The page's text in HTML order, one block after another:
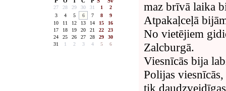
27 28 29 30 31 1
2
3
4 5 6 7 8
9
10
11 12 13 14 15
16
17
18 19 20 21 22
23
24
25 26 27 28 29
30
31
1 2 3 4 5 6
maz brīvā laika
Atpakaļceļā
No vietējiem
Zalcburgā.
Viesnīcās bija
Polijas
tik